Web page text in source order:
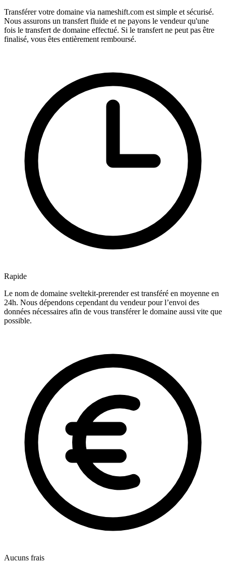
Transférer votre domaine via nameshift.com est simple et sécurisé.
Nous assurons un transfert fluide et ne payons le vendeur qu'une
fois le transfert de domaine effectué. Si le transfert ne peut pas être
finalisé, vous êtes entièrement remboursé.
Rapide
Le nom de domaine sveltekit-prerender est transféré en moyenne en
24h. Nous dépendons cependant du vendeur pour l’envoi des
données nécessaires afin de vous transférer le domaine aussi vite que
possible.
Aucuns frais